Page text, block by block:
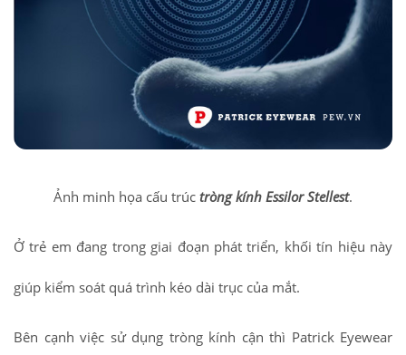
Ảnh minh họa cấu trúc tròng kính Essilor Stellest.
Ở trẻ em đang trong giai đoạn phát triển, khối tín hiệu này
giúp kiểm soát quá trình kéo dài trục của mắt.
Bên cạnh việc sử dụng tròng kính cận thì Patrick Eyewear